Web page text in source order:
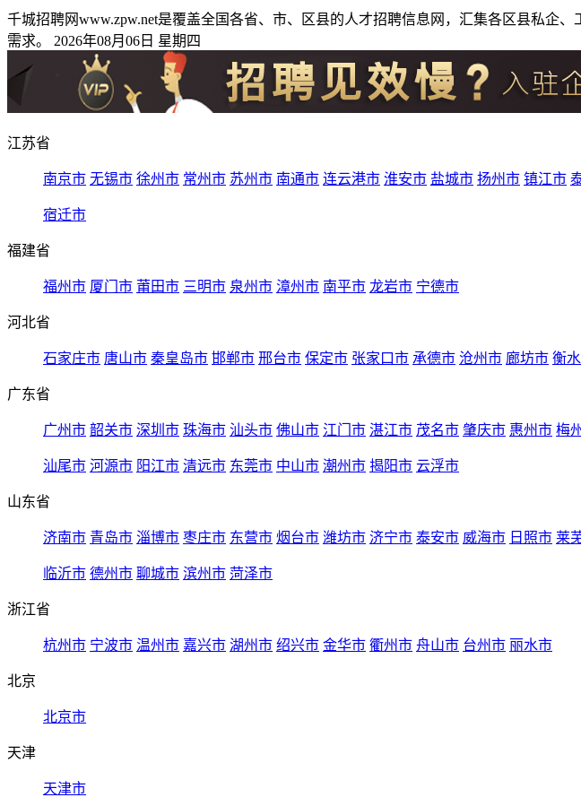
千城招聘网www.zpw.net是覆盖全国各省、市、区县的人才招聘信息网，汇集各区县私企
需求。 2026年08月06日 星期四
江苏省
南京市 无锡市 徐州市 常州市 苏州市 南通市 连云港市 淮安市 盐城市 扬州市 镇江市
宿迁市
福建省
福州市 厦门市 莆田市 三明市 泉州市 漳州市 南平市 龙岩市 宁德市
河北省
石家庄市 唐山市 秦皇岛市 邯郸市 邢台市 保定市 张家口市 承德市 沧州市 廊坊市 衡
广东省
广州市 韶关市 深圳市 珠海市 汕头市 佛山市 江门市 湛江市 茂名市 肇庆市 惠州市 梅
汕尾市 河源市 阳江市 清远市 东莞市 中山市 潮州市 揭阳市 云浮市
山东省
济南市 青岛市 淄博市 枣庄市 东营市 烟台市 潍坊市 济宁市 泰安市 威海市 日照市 莱
临沂市 德州市 聊城市 滨州市 菏泽市
浙江省
杭州市 宁波市 温州市 嘉兴市 湖州市 绍兴市 金华市 衢州市 舟山市 台州市 丽水市
北京
北京市
天津
天津市